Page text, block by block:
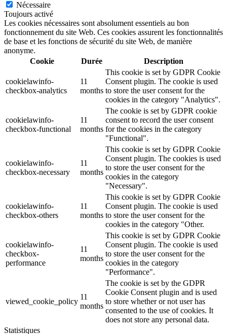
Nécessaire
Toujours activé
Les cookies nécessaires sont absolument essentiels au bon
fonctionnement du site Web. Ces cookies assurent les fonctionnalités
de base et les fonctions de sécurité du site Web, de manière
anonyme.
Cookie
Durée Description
cookielawinfo-
checkbox-analytics
11
months
This cookie is set by GDPR Cookie
Consent plugin. The cookie is used
to store the user consent for the
cookies in the category "Analytics".
cookielawinfo-
checkbox-functional
11
months
The cookie is set by GDPR cookie
consent to record the user consent
for the cookies in the category
"Functional".
cookielawinfo-
checkbox-necessary
11
months
This cookie is set by GDPR Cookie
Consent plugin. The cookies is used
to store the user consent for the
cookies in the category
"Necessary".
cookielawinfo-
checkbox-others
11
months
This cookie is set by GDPR Cookie
Consent plugin. The cookie is used
to store the user consent for the
cookies in the category "Other.
cookielawinfo-
checkbox-
performance
11
months
This cookie is set by GDPR Cookie
Consent plugin. The cookie is used
to store the user consent for the
cookies in the category
"Performance".
viewed_cookie_policy
11
months
The cookie is set by the GDPR
Cookie Consent plugin and is used
to store whether or not user has
consented to the use of cookies. It
does not store any personal data.
Statistiques